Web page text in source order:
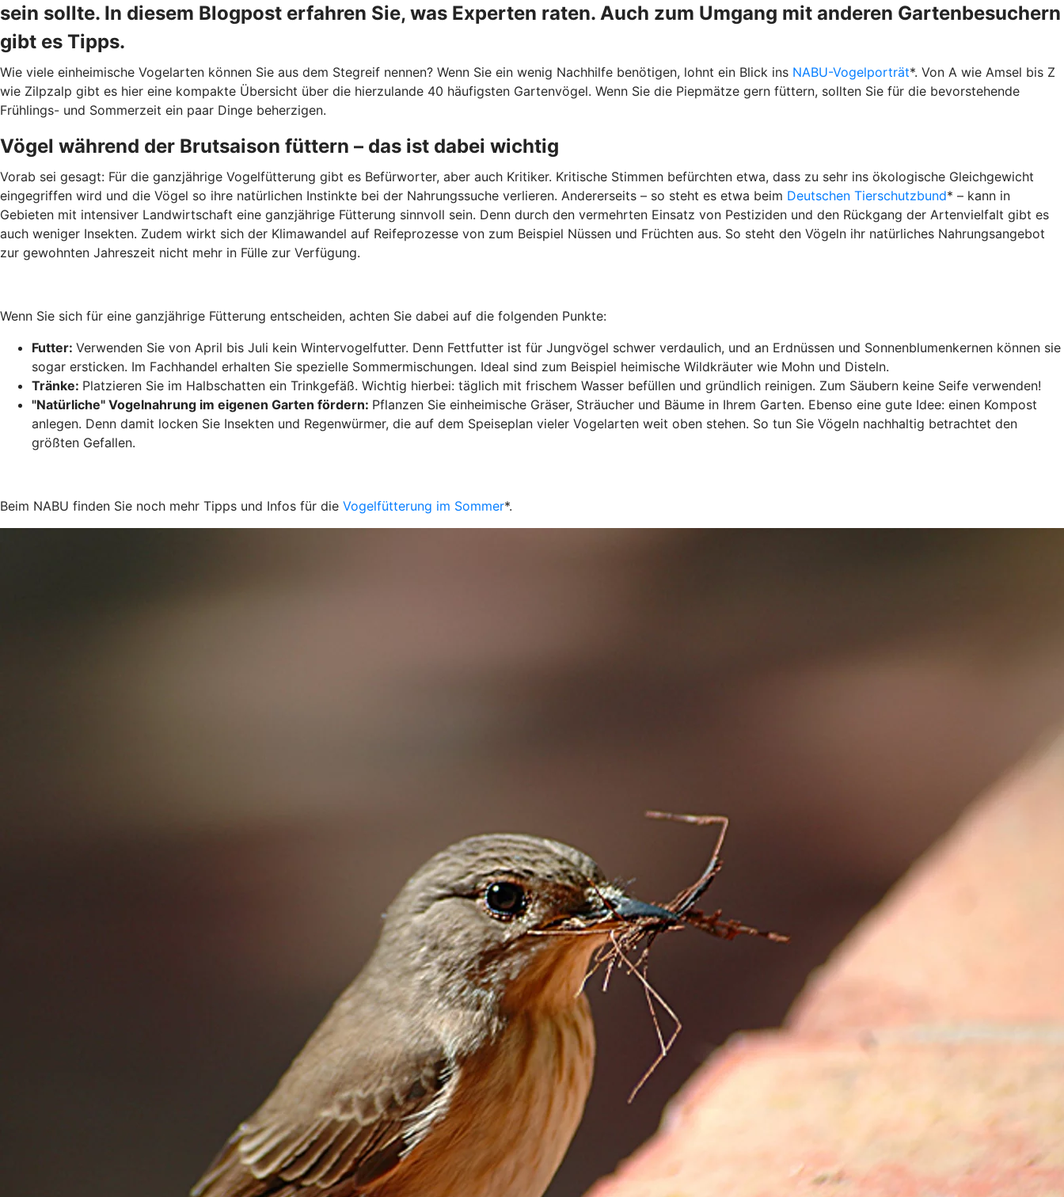
sein sollte. In diesem Blogpost erfahren Sie, was Experten raten. Auch zum Umgang mit anderen Gartenbesuchern
gibt es Tipps.
Wie viele einheimische Vogelarten können Sie aus dem Stegreif nennen? Wenn Sie ein wenig Nachhilfe benötigen, lohnt ein Blick ins NABU-Vogelporträt*. Von A wie Amsel bis Z
wie Zilpzalp gibt es hier eine kompakte Übersicht über die hierzulande 40 häufigsten Gartenvögel. Wenn Sie die Piepmätze gern füttern, sollten Sie für die bevorstehende
Frühlings- und Sommerzeit ein paar Dinge beherzigen.
Vögel während der Brutsaison füttern – das ist dabei wichtig
Vorab sei gesagt: Für die ganzjährige Vogelfütterung gibt es Befürworter, aber auch Kritiker. Kritische Stimmen befürchten etwa, dass zu sehr ins ökologische Gleichgewicht
eingegriffen wird und die Vögel so ihre natürlichen Instinkte bei der Nahrungssuche verlieren. Andererseits – so steht es etwa beim Deutschen Tierschutzbund* – kann in
Gebieten mit intensiver Landwirtschaft eine ganzjährige Fütterung sinnvoll sein. Denn durch den vermehrten Einsatz von Pestiziden und den Rückgang der Artenvielfalt gibt es
auch weniger Insekten. Zudem wirkt sich der Klimawandel auf Reifeprozesse von zum Beispiel Nüssen und Früchten aus. So steht den Vögeln ihr natürliches Nahrungsangebot
zur gewohnten Jahreszeit nicht mehr in Fülle zur Verfügung.
Wenn Sie sich für eine ganzjährige Fütterung entscheiden, achten Sie dabei auf die folgenden Punkte:
Futter: Verwenden Sie von April bis Juli kein Wintervogelfutter. Denn Fettfutter ist für Jungvögel schwer verdaulich, und an Erdnüssen und Sonnenblumenkernen können sie
sogar ersticken. Im Fachhandel erhalten Sie spezielle Sommermischungen. Ideal sind zum Beispiel heimische Wildkräuter wie Mohn und Disteln.
Tränke: Platzieren Sie im Halbschatten ein Trinkgefäß. Wichtig hierbei: täglich mit frischem Wasser befüllen und gründlich reinigen. Zum Säubern keine Seife verwenden!
"Natürliche" Vogelnahrung im eigenen Garten fördern: Pflanzen Sie einheimische Gräser, Sträucher und Bäume in Ihrem Garten. Ebenso eine gute Idee: einen Kompost
anlegen. Denn damit locken Sie Insekten und Regenwürmer, die auf dem Speiseplan vieler Vogelarten weit oben stehen. So tun Sie Vögeln nachhaltig betrachtet den
größten Gefallen.
Beim NABU finden Sie noch mehr Tipps und Infos für die Vogelfütterung im Sommer*.